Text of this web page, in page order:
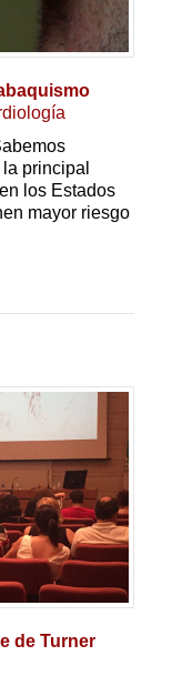
principal
los Estados
mayor riesgo
de Turner